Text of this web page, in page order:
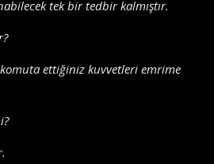
tek bir tedbir kalmıştır.
ettiğiniz kuvvetleri emrime